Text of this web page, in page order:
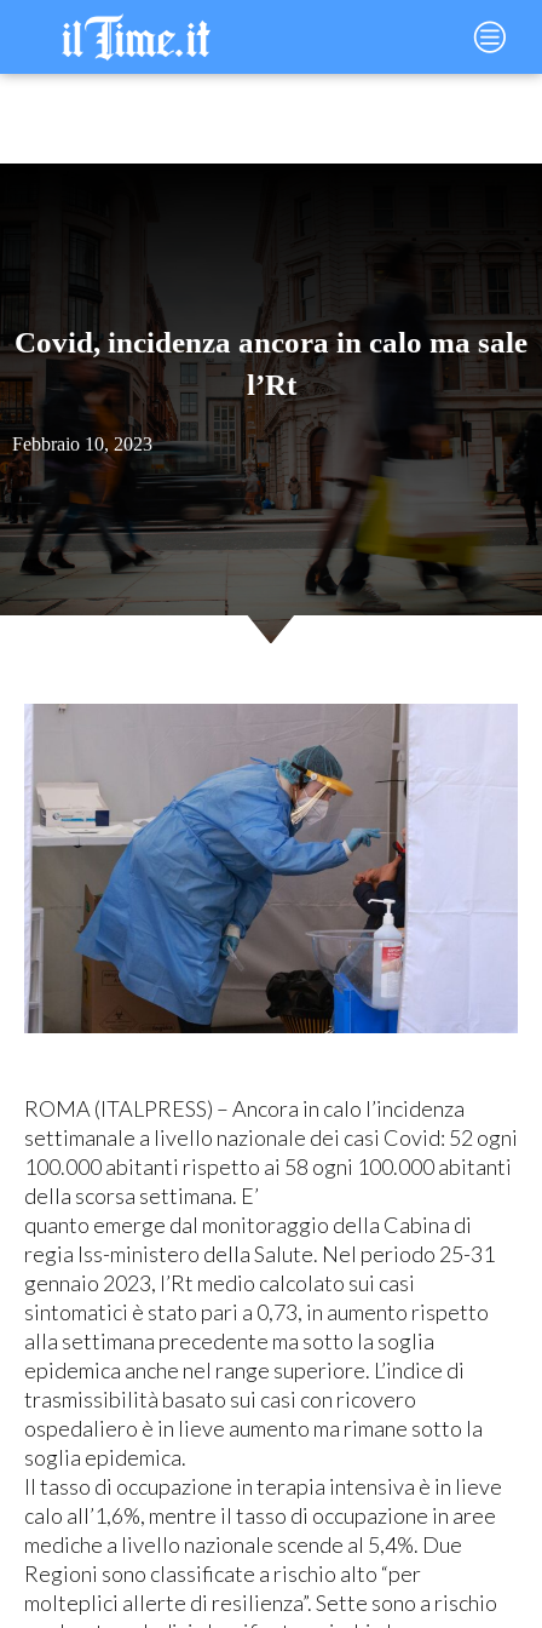
contenuto
Main
Menu
Covid, incidenza ancora in calo ma sale
l’Rt
Febbraio 10, 2023
ROMA (ITALPRESS) – Ancora in calo l’incidenza
settimanale a livello nazionale dei casi Covid: 52 ogni
100.000 abitanti rispetto ai 58 ogni 100.000 abitanti
della scorsa settimana. E’
quanto emerge dal monitoraggio della Cabina di
regia Iss-ministero della Salute. Nel periodo 25-31
gennaio 2023, l’Rt medio calcolato sui casi
sintomatici è stato pari a 0,73, in aumento rispetto
alla settimana precedente ma sotto la soglia
epidemica anche nel range superiore. L’indice di
trasmissibilità basato sui casi con ricovero
ospedaliero è in lieve aumento ma rimane sotto la
soglia epidemica.
Il tasso di occupazione in terapia intensiva è in lieve
calo all’1,6%, mentre il tasso di occupazione in aree
mediche a livello nazionale scende al 5,4%. Due
Regioni sono classificate a rischio alto “per
molteplici allerte di resilienza”. Sette sono a rischio